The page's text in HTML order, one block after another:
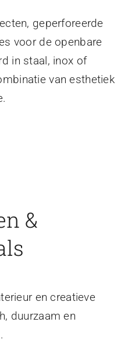
geperforeerde
voor de openbare
in staal, inox of
van esthetiek
&
en creatieve
duurzaam en